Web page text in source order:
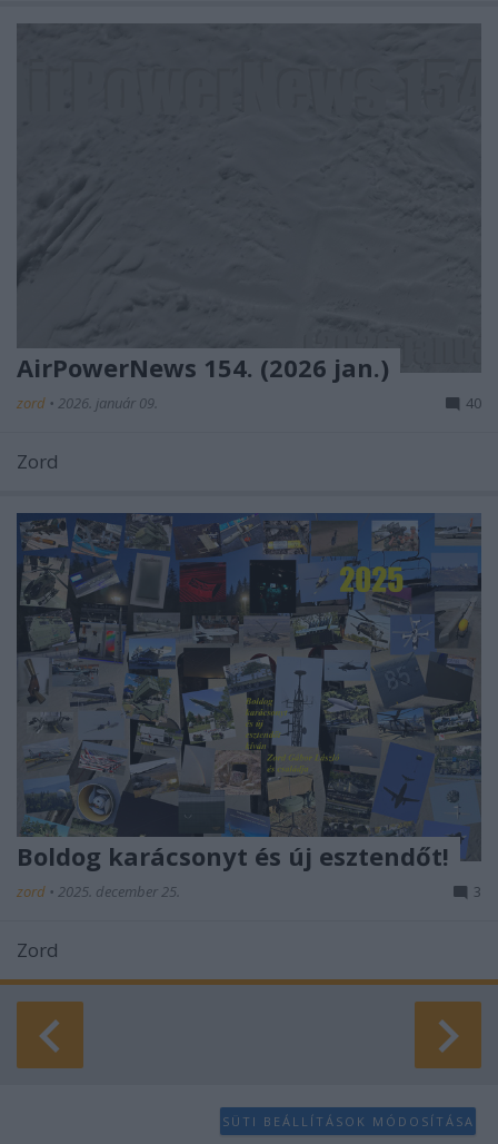
AirPowerNews 154. (2026 jan.)
zord • 2026. január 09. 40
Zord
Boldog karácsonyt és új esztendőt!
zord • 2025. december 25. 3
Zord
SÜTI BEÁLLÍTÁSOK MÓDOSÍTÁSA